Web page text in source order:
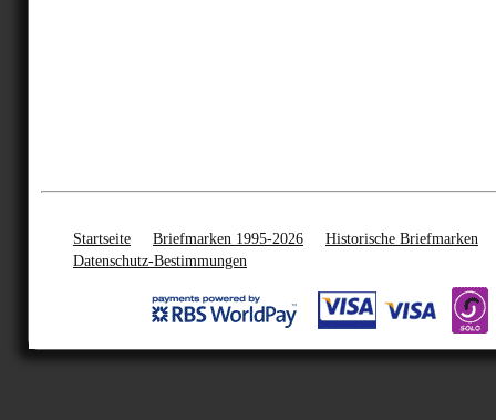
Startseite Briefmarken 1995-2026
Historische Briefmarken
Datenschutz-Bestimmungen